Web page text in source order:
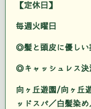
【定休日】
毎週火曜日
◎髪と頭皮に優しい
◎キャッシュレス決
向ヶ丘遊園/向ヶ丘
ッドスパ／白髪染